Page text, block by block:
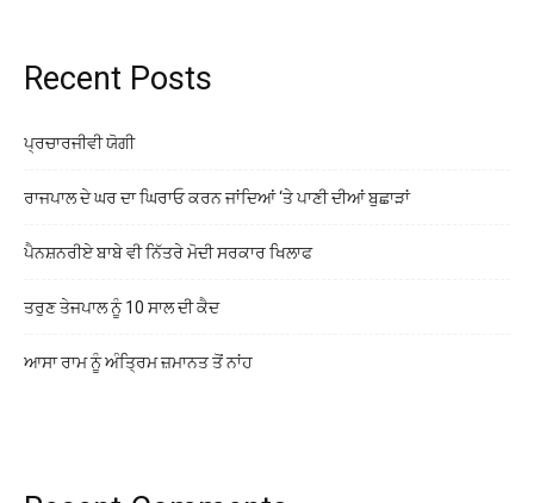
Recent Posts
ਪ੍ਰਚਾਰਜੀਵੀ ਯੋਗੀ
ਰਾਜਪਾਲ ਦੇ ਘਰ ਦਾ ਘਿਰਾਓ ਕਰਨ ਜਾਂਦਿਆਂ ‘ਤੇ ਪਾਣੀ ਦੀਆਂ ਬੁਛਾੜਾਂ
ਪੈਨਸ਼ਨਰੀਏ ਬਾਬੇ ਵੀ ਨਿੱਤਰੇ ਮੋਦੀ ਸਰਕਾਰ ਖਿਲਾਫ
ਤਰੁਣ ਤੇਜਪਾਲ ਨੂੰ 10 ਸਾਲ ਦੀ ਕੈਦ
ਆਸਾ ਰਾਮ ਨੂੰ ਅੰਤ੍ਰਿਮ ਜ਼ਮਾਨਤ ਤੋਂ ਨਾਂਹ